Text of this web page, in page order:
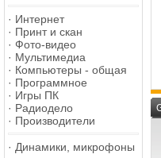
· Интернет
· Принт и скан
· Фото-видео
· Мультимедиа
· Компьютеры - общая
· Программное
· Игры ПК
· Радиодело
· Производители
· Динамики, микрофоны